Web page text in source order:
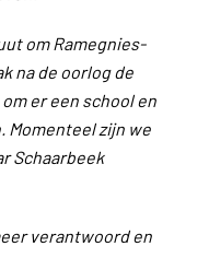
om Ramegnies-
na de oorlog de
er een school en
Momenteel zijn we
Schaarbeek
verantwoord en